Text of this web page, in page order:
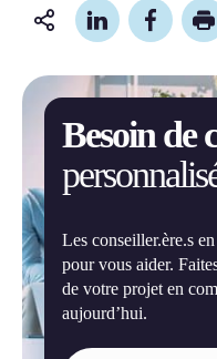
Partager
page
Besoin de
Les conseiller.ère.s
pour vous aider.
de votre projet en
aujourd’hui.